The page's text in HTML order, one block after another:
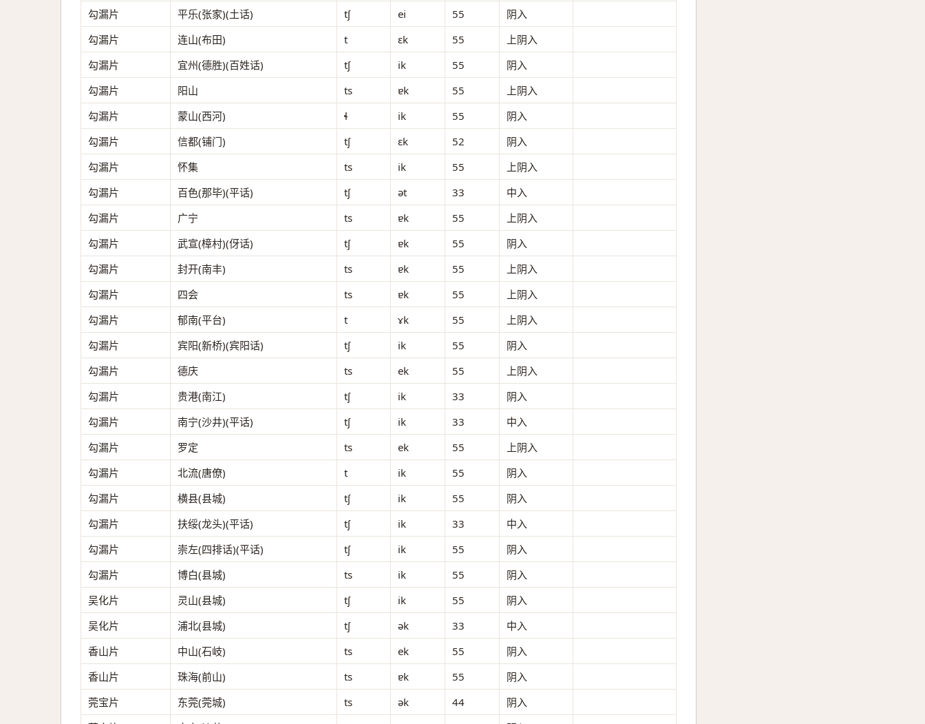
勾漏片
平乐(张家)(土话) tʃ ei 55
阴入
勾漏片
连山(布田) t ɛk 55
上阴入
勾漏片
宜州(德胜)(百姓话) tʃ ik 55
阴入
勾漏片
阳山 ts ɐk 55
上阴入
勾漏片
蒙山(西河) ɬ ik 55
阴入
勾漏片
信都(铺门) tʃ ɛk 52
阴入
勾漏片
怀集 ts ik 55
上阴入
勾漏片
百色(那毕)(平话) tʃ ət 33
中入
勾漏片
广宁 ts ɐk 55
上阴入
勾漏片
武宣(樟村)(伢话) tʃ ɐk 55
阴入
勾漏片
封开(南丰) ts ɐk 55
上阴入
勾漏片
四会 ts ɐk 55
上阴入
勾漏片
郁南(平台) t ɤk 55
上阴入
勾漏片
宾阳(新桥)(宾阳话) tʃ ik 55
阴入
勾漏片
德庆 ts ek 55
上阴入
勾漏片
贵港(南江) tʃ ik 33
阴入
勾漏片
南宁(沙井)(平话) tʃ ik 33
中入
勾漏片
罗定 ts ek 55
上阴入
勾漏片
北流(唐僚) t ik 55
阴入
勾漏片
横县(县城) tʃ ik 55
阴入
勾漏片
扶绥(龙头)(平话) tʃ ik 33
中入
勾漏片
崇左(四排话)(平话) tʃ ik 55
阴入
勾漏片
博白(县城) ts ik 55
阴入
吴化片
灵山(县城) tʃ ik 55
阴入
吴化片
浦北(县城) tʃ ək 33
中入
香山片
中山(石岐) ts ek 55
阴入
香山片
珠海(前山) ts ɐk 55
阴入
莞宝片
东莞(莞城) ts ək 44
阴入